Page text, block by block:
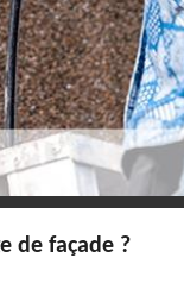
de façade ?